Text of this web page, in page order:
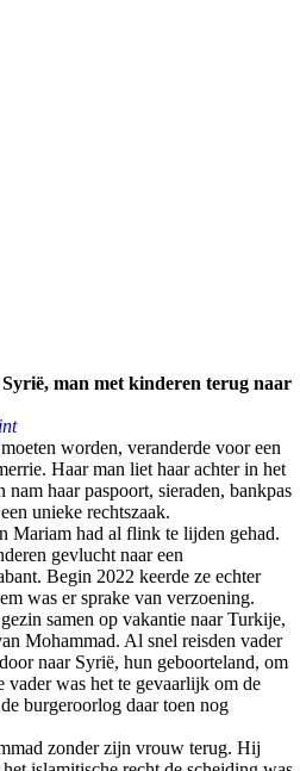
man met kinderen terug naar
worden, veranderde voor een
Haar man liet haar achter in het
haar paspoort, sieraden, bankpas
unieke rechtszaak.
Mariam had al flink te lijden gehad.
gevlucht naar een
Begin 2022 keerde ze echter
was er sprake van verzoening.
samen op vakantie naar Turkije,
Mohammad. Al snel reisden vader
naar Syrië, hun geboorteland, om
vader was het te gevaarlijk om de
burgeroorlog daar toen nog
zonder zijn vrouw terug. Hij